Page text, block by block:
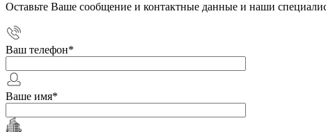
Оставьте Ваше сообщение и контактные данные и наши
Ваш телефон*
Ваше имя*